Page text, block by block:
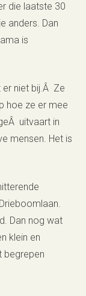
die laatste 30
anders. Dan
is
er niet bij.Â Ze
hoe ze er mee
uitvaart in
mensen. Het is
Dan nog wat
klein en
begrepen